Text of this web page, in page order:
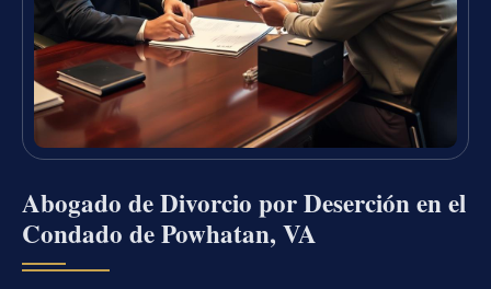
Abogado de Divorcio por Deserción en el
Condado de Powhatan, VA